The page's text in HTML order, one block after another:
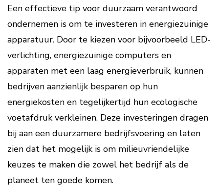
Een effectieve tip voor duurzaam verantwoord
ondernemen is om te investeren in energiezuinige
apparatuur. Door te kiezen voor bijvoorbeeld LED-
verlichting, energiezuinige computers en
apparaten met een laag energieverbruik, kunnen
bedrijven aanzienlijk besparen op hun
energiekosten en tegelijkertijd hun ecologische
voetafdruk verkleinen. Deze investeringen dragen
bij aan een duurzamere bedrijfsvoering en laten
zien dat het mogelijk is om milieuvriendelijke
keuzes te maken die zowel het bedrijf als de
planeet ten goede komen.